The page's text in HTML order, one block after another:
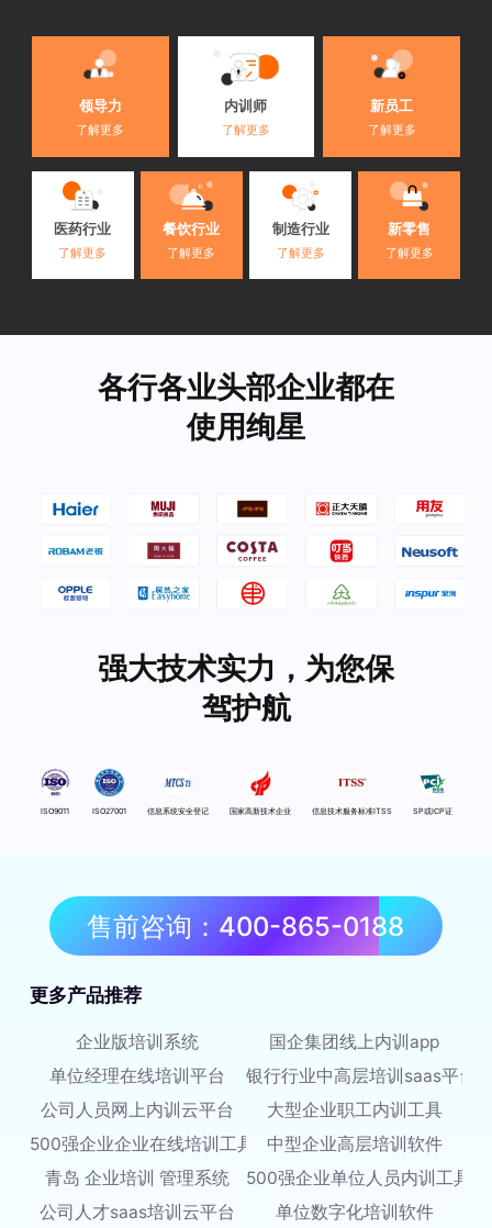
领导力
了解更多
内训师
了解更多
新员工
了解更多
医药行业
了解更多
餐饮行业
了解更多
制造行业
了解更多
新零售
了解更多
各行各业头部企业都在
使用绚星
强大技术实力，为您保
驾护航
ISO9011 ISO27001 信息系统安全登记 国家高新技术企业 信息技术服务标准ITSS SP或ICP证
售前咨询：400-865-0188
更多产品推荐
企业版培训系统
国企集团线上内训app
单位经理在线培训平台
银行行业中高层培训saas平台
公司人员网上内训云平台
大型企业职工内训工具
500强企业企业在线培训工具
中型企业高层培训软件
青岛 企业培训 管理系统
500强企业单位人员内训工具
公司人才saas培训云平台
单位数字化培训软件